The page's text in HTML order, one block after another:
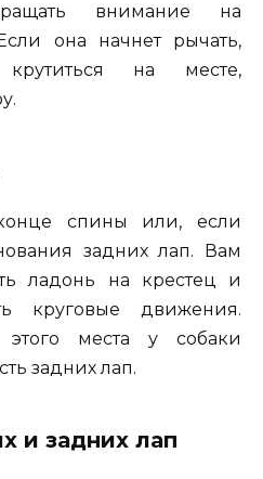
внимание на
она начнет рычать,
на месте,
спины или, если
задних лап. Вам
ладонь на крестец и
круговые движения.
этого места у собаки
задних лап.
и задних лап